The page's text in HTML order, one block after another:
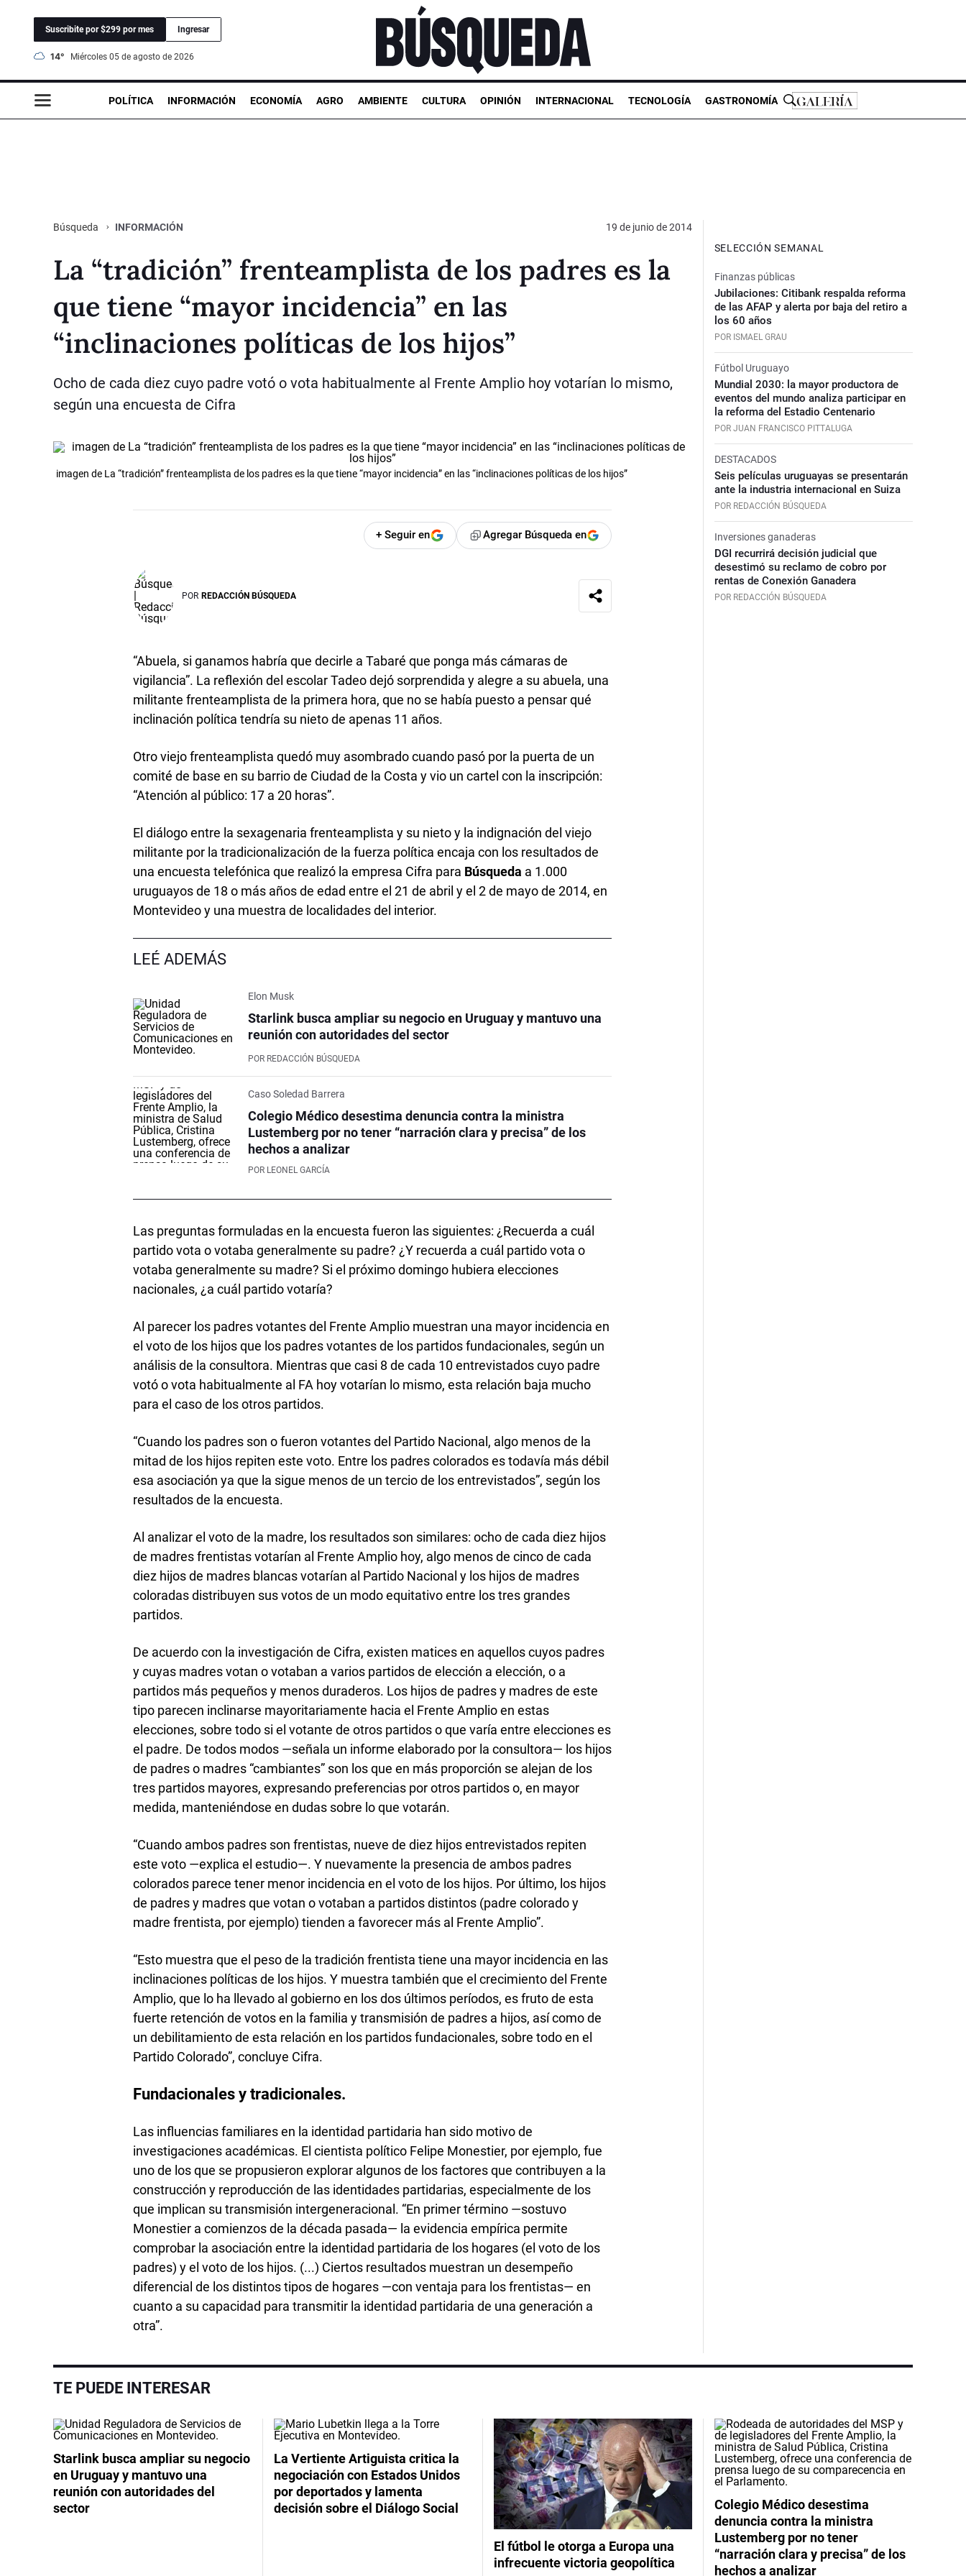
Suscribite por $299 por mes Ingresar
14° miércoles 05 de agosto de 2026
POLÍTICA INFORMACIÓN ECONOMÍA AGRO AMBIENTE CULTURA OPINIÓN INTERNACIONAL TECNOLOGÍA GASTRONOMÍA
Búsqueda INFORMACIÓN 19 de junio de 2014
La “tradición” frenteamplista de los padres es la
que tiene “mayor incidencia” en las
“inclinaciones políticas de los hijos”
Ocho de cada diez cuyo padre votó o vota habitualmente al Frente Amplio hoy votarían lo mismo,
según una encuesta de Cifra
imagen de La “tradición” frenteamplista de los padres es la que tiene “mayor incidencia” en las “inclinaciones políticas de los hijos”
+ Seguir en Agregar Búsqueda en
POR REDACCIÓN BÚSQUEDA
“Abuela, si ganamos habría que decirle a Tabaré que ponga más cámaras de
vigilancia”. La reflexión del escolar Tadeo dejó sorprendida y alegre a su abuela, una
militante frenteamplista de la primera hora, que no se había puesto a pensar qué
inclinación política tendría su nieto de apenas 11 años.
Otro viejo frenteamplista quedó muy asombrado cuando pasó por la puerta de un
comité de base en su barrio de Ciudad de la Costa y vio un cartel con la inscripción:
“Atención al público: 17 a 20 horas”.
El diálogo entre la sexagenaria frenteamplista y su nieto y la indignación del viejo
militante por la tradicionalización de la fuerza política encaja con los resultados de
una encuesta telefónica que realizó la empresa Cifra para Búsqueda a 1.000
uruguayos de 18 o más años de edad entre el 21 de abril y el 2 de mayo de 2014, en
Montevideo y una muestra de localidades del interior.
LEÉ ADEMÁS
Elon Musk
Starlink busca ampliar su negocio en Uruguay y mantuvo una
reunión con autoridades del sector
POR REDACCIÓN BÚSQUEDA
Caso Soledad Barrera
Colegio Médico desestima denuncia contra la ministra
Lustemberg por no tener “narración clara y precisa” de los
hechos a analizar
POR LEONEL GARCÍA
Las preguntas formuladas en la encuesta fueron las siguientes: ¿Recuerda a cuál
partido vota o votaba generalmente su padre? ¿Y recuerda a cuál partido vota o
votaba generalmente su madre? Si el próximo domingo hubiera elecciones
nacionales, ¿a cuál partido votaría?
Al parecer los padres votantes del Frente Amplio muestran una mayor incidencia en
el voto de los hijos que los padres votantes de los partidos fundacionales, según un
análisis de la consultora. Mientras que casi 8 de cada 10 entrevistados cuyo padre
votó o vota habitualmente al FA hoy votarían lo mismo, esta relación baja mucho
para el caso de los otros partidos.
“Cuando los padres son o fueron votantes del Partido Nacional, algo menos de la
mitad de los hijos repiten este voto. Entre los padres colorados es todavía más débil
esa asociación ya que la sigue menos de un tercio de los entrevistados”, según los
resultados de la encuesta.
Al analizar el voto de la madre, los resultados son similares: ocho de cada diez hijos
de madres frentistas votarían al Frente Amplio hoy, algo menos de cinco de cada
diez hijos de madres blancas votarían al Partido Nacional y los hijos de madres
coloradas distribuyen sus votos de un modo equitativo entre los tres grandes
partidos.
De acuerdo con la investigación de Cifra, existen matices en aquellos cuyos padres
y cuyas madres votan o votaban a varios partidos de elección a elección, o a
partidos más pequeños y menos duraderos. Los hijos de padres y madres de este
tipo parecen inclinarse mayoritariamente hacia el Frente Amplio en estas
elecciones, sobre todo si el votante de otros partidos o que varía entre elecciones es
el padre. De todos modos —señala un informe elaborado por la consultora— los hijos
de padres o madres “cambiantes” son los que en más proporción se alejan de los
tres partidos mayores, expresando preferencias por otros partidos o, en mayor
medida, manteniéndose en dudas sobre lo que votarán.
“Cuando ambos padres son frentistas, nueve de diez hijos entrevistados repiten
este voto —explica el estudio—. Y nuevamente la presencia de ambos padres
colorados parece tener menor incidencia en el voto de los hijos. Por último, los hijos
de padres y madres que votan o votaban a partidos distintos (padre colorado y
madre frentista, por ejemplo) tienden a favorecer más al Frente Amplio”.
“Esto muestra que el peso de la tradición frentista tiene una mayor incidencia en las
inclinaciones políticas de los hijos. Y muestra también que el crecimiento del Frente
Amplio, que lo ha llevado al gobierno en los dos últimos períodos, es fruto de esta
fuerte retención de votos en la familia y transmisión de padres a hijos, así como de
un debilitamiento de esta relación en los partidos fundacionales, sobre todo en el
Partido Colorado”, concluye Cifra.
Fundacionales y tradicionales.
Las influencias familiares en la identidad partidaria han sido motivo de
investigaciones académicas. El cientista político Felipe Monestier, por ejemplo, fue
uno de los que se propusieron explorar algunos de los factores que contribuyen a la
construcción y reproducción de las identidades partidarias, especialmente de los
que implican su transmisión intergeneracional. “En primer término —sostuvo
Monestier a comienzos de la década pasada— la evidencia empírica permite
comprobar la asociación entre la identidad partidaria de los hogares (el voto de los
padres) y el voto de los hijos. (...) Ciertos resultados muestran un desempeño
diferencial de los distintos tipos de hogares —con ventaja para los frentistas— en
cuanto a su capacidad para transmitir la identidad partidaria de una generación a
otra”.
SELECCIÓN SEMANAL
Finanzas públicas
Jubilaciones: Citibank respalda reforma
de las AFAP y alerta por baja del retiro a
los 60 años
POR ISMAEL GRAU
Fútbol Uruguayo
Mundial 2030: la mayor productora de
eventos del mundo analiza participar en
la reforma del Estadio Centenario
POR JUAN FRANCISCO PITTALUGA
DESTACADOS
Seis películas uruguayas se presentarán
ante la industria internacional en Suiza
POR REDACCIÓN BÚSQUEDA
Inversiones ganaderas
DGI recurrirá decisión judicial que
desestimó su reclamo de cobro por
rentas de Conexión Ganadera
POR REDACCIÓN BÚSQUEDA
TE PUEDE INTERESAR
Starlink busca ampliar su negocio
en Uruguay y mantuvo una
reunión con autoridades del
sector
La Vertiente Artiguista critica la
negociación con Estados Unidos
por deportados y lamenta
decisión sobre el Diálogo Social
El fútbol le otorga a Europa una
infrecuente victoria geopolítica
Colegio Médico desestima
denuncia contra la ministra
Lustemberg por no tener
“narración clara y precisa” de los
hechos a analizar